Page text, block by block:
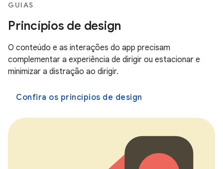
GUIAS
Princípios de design
O conteúdo e as interações do app precisam
complementar a experiência de dirigir ou estacionar e
minimizar a distração ao dirigir.
Confira os princípios de design